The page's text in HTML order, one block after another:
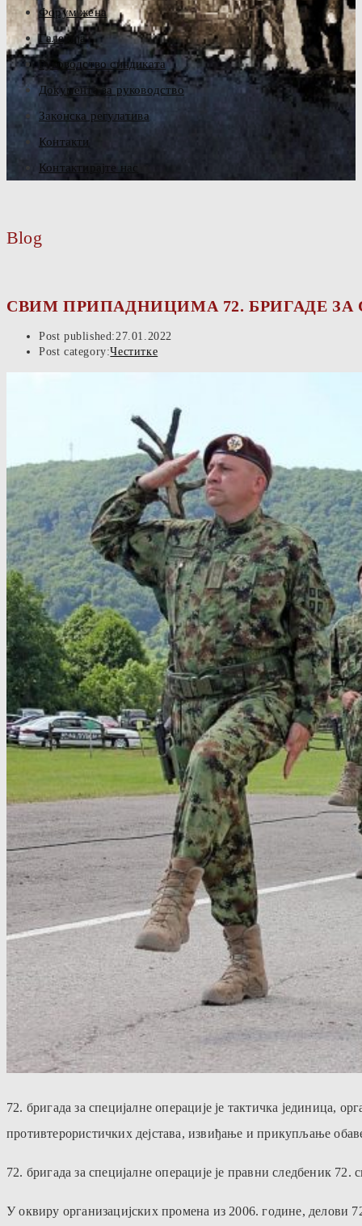
Форум жена
Галерија
Руководство синдиката
Документа за руководство
Законска регулатива
Контакти
Контактирајте нас
Blog
СВИМ ПРИПАДНИЦИМА 72. БРИГАДЕ ЗА
Post published:27.01.2022
Post category:Честитке
72. бригада за специјалне операције је тактичка
противтерористичких дејстава, извиђање и прикупљање
72. бригада за специјалне операције је правни следбеник 72.
У оквиру организацијских промена из 2006. године, делови